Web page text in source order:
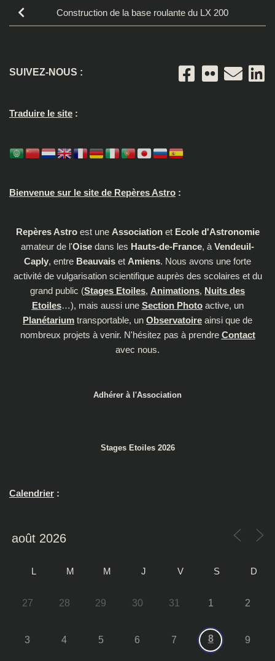
Construction de la base roulante du LX 200
SUIVEZ-NOUS :
Traduire le site :
Bienvenue sur le site de Repères Astro :
Repères Astroest une Associationet Ecole d'Astronomie
amateur de l'Oise dans les Hauts-de-France, à Vendeuil-
Caply, entre Beauvais et Amiens. Nous avons une forte
activité de vulgarisation scientifique auprès des scolaires et du
grand public (Stages Etoiles, Animations, Nuits des
Etoiles…), mais aussi une Section Photoactive, un
Planétarium transportable, un Observatoire ainsi que de
nombreux projets à venir. N'hésitez pas à prendre Contact
avec nous.
Adhérer à l'Association
Stages Etoiles 2026
Calendrier :
L M M J V S D
27 28 29 30 31 1 2
3 4 5 6 7 8 9